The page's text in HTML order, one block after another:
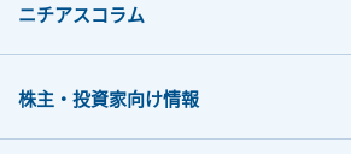
ニチアスコラム
株主・投資家向け情報